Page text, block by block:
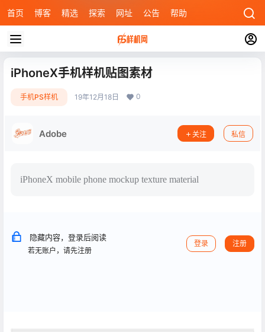
首页 博客 精选 探索 网址 公告 帮助
iPhoneX手机样机贴图素材
手机PS样机 19年12月18日 0
Adobe 关注 私信
iPhoneX mobile phone mockup texture material
隐藏内容，登录后阅读
若无账户，请先注册
登录 注册